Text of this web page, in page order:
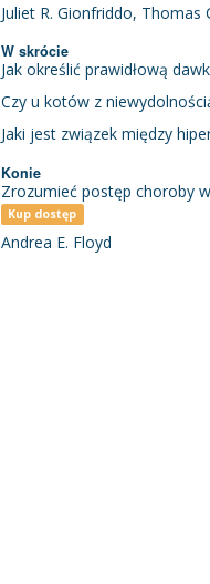
Juliet R. Gionfriddo, Thomas
W skrócie
Jak określić prawidłową
Czy u kotów z
Jaki jest związek między
Konie
Zrozumieć postęp choroby
Kup dostęp
Andrea E. Floyd